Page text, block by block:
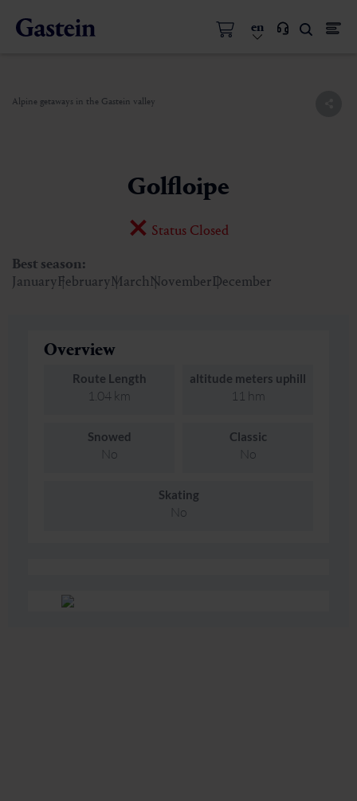
en
Alpine getaways in the Gastein valley
Golfloipe
Status Closed
Best season:
JanuaryFebruaryMarchNovemberDecember
Overview
Route Length
1.04 km
altitude meters uphill
11 hm
Snowed
No
Classic
No
Skating
No